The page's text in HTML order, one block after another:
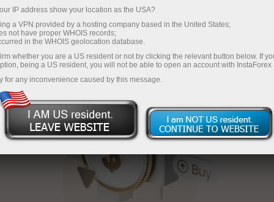
InstaForex
易的优惠条件
时可获得高达30%的奖金，并享受
其他促销活动和优惠
赛道速度与交易速度共享相同价值
观。Ales Loprais将刺激与纪律元素
交易速度
与赛道速度
您的专属礼物大奖
充值$333—选择价值高达$1,500的礼物
无风险交易—
我们保证您的利润
最高X1000奖金—市场上最大倍数
IP address show your location as the USA?
a VPN provided by a hosting company based in the United States;
not have proper WHOIS records;
in the WHOIS geolocation database.
whether you are a US resident or not by clicking the relevant button below. If
being a US resident, you will not be able to open an account with InstaForex
for any inconvenience caused by this message.